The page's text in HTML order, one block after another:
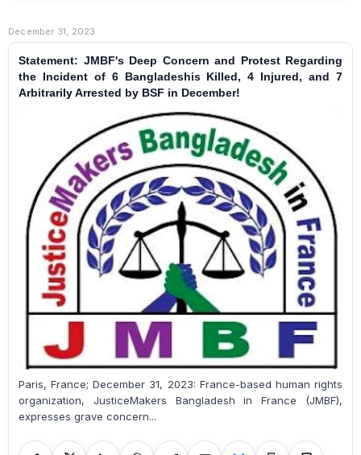
December 31, 2023
Statement: JMBF's Deep Concern and Protest Regarding
the Incident of 6 Bangladeshis Killed, 4 Injured, and 7
Arbitrarily Arrested by BSF in December!
Paris, France; December 31, 2023: France-based human rights
organization, JusticeMakers Bangladesh in France (JMBF),
expresses grave concern...